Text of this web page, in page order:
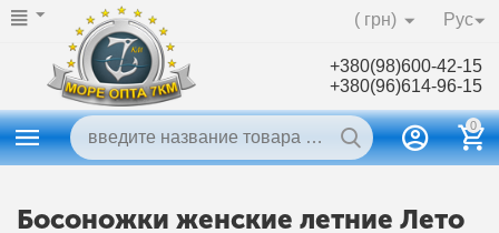
Рус
( грн)
+380(98)600-42-15
+380(96)614-96-15
0
Босоножки женские летние Лето